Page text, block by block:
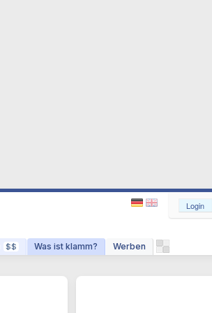
$$ Was ist klamm? Werben
Login